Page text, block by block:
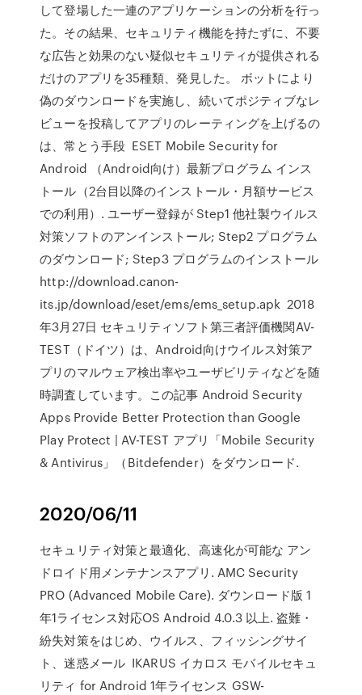
して登場した一連のアプリケーションの分析を行っ
た。その結果、セキュリティ機能を持たずに、不要
な広告と効果のない疑似セキュリティが提供される
だけのアプリを35種類、発見した。 ボットにより
偽のダウンロードを実施し、続いてポジティブなレ
ビューを投稿してアプリのレーティングを上げるの
は、常とう手段 ESET Mobile Security for
Android （Android向け）最新プログラム インス
トール（2台目以降のインストール・月額サービス
での利用）. ユーザー登録が Step1 他社製ウイルス
対策ソフトのアンインストール; Step2 プログラム
のダウンロード; Step3 プログラムのインストール
http://download.canon-
its.jp/download/eset/ems/ems_setup.apk 2018
年3月27日 セキュリティソフト第三者評価機関AV-
TEST（ドイツ）は、Android向けウイルス対策ア
プリのマルウェア検出率やユーザビリティなどを随
時調査しています。この記事 Android Security
Apps Provide Better Protection than Google
Play Protect | AV-TEST アプリ「Mobile Security
& Antivirus」（Bitdefender）をダウンロード.
2020/06/11
セキュリティ対策と最適化、高速化が可能な アン
ドロイド用メンテナンスアプリ. AMC Security
PRO (Advanced Mobile Care). ダウンロード版 1
年1ライセンス対応OS Android 4.0.3 以上. 盗難・
紛失対策をはじめ、ウイルス、フィッシングサイ
ト、迷惑メール IKARUS イカロス モバイルセキュ
リティ for Android 1年ライセンス GSW-